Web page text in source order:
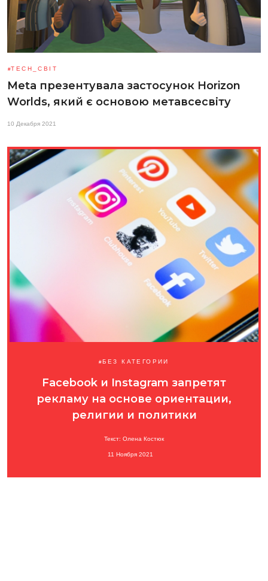
TECH_СВІТ
Meta презентувала застосунок Horizon
Worlds, який є основою метавсесвіту
10 Декабря 2021
БЕЗ КАТЕГОРИИ
Facebook и Instagram запретят
рекламу на основе ориентации,
религии и политики
Текст: Олена Костюк
11 Ноября 2021